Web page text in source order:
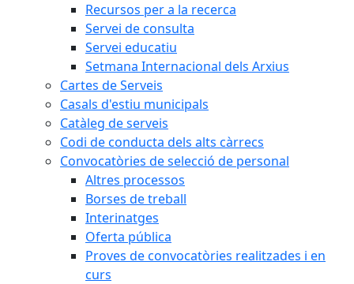
Recursos per a la recerca
Servei de consulta
Servei educatiu
Setmana Internacional dels Arxius
Cartes de Serveis
Casals d'estiu municipals
Catàleg de serveis
Codi de conducta dels alts càrrecs
Convocatòries de selecció de personal
Altres processos
Borses de treball
Interinatges
Oferta pública
Proves de convocatòries realitzades i en
curs